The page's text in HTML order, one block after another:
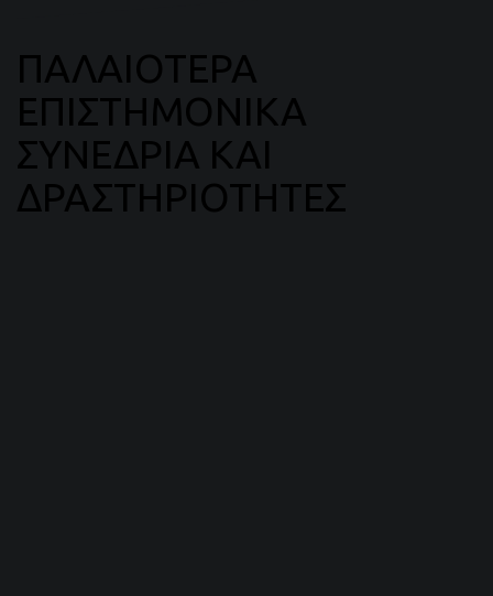
ΠΑΛΑΙΟΤΕΡΑ
ΕΠΙΣΤΗΜΟΝΙΚΑ
ΣΥΝΕΔΡΙΑ ΚΑΙ
ΔΡΑΣΤΗΡΙΟΤΗΤΕΣ